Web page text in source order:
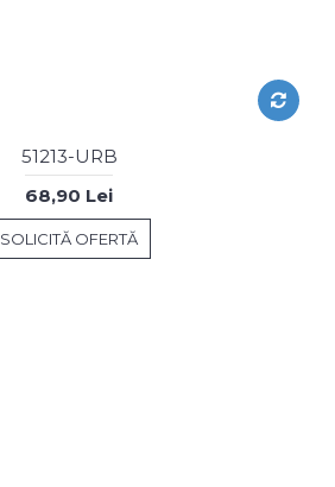
51213-URB
68,90 Lei
SOLICITĂ OFERTĂ